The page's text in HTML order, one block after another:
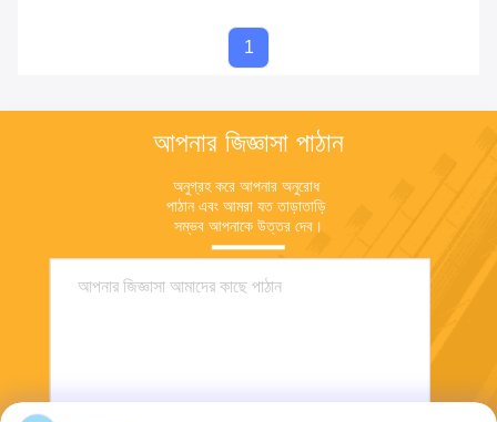
1
আপনার জিজ্ঞাসা পাঠান
অনুগ্রহ করে আপনার অনুরোধ
পাঠান এবং আমরা যত তাড়াতাড়ি
সম্ভব আপনাকে উত্তর দেব।